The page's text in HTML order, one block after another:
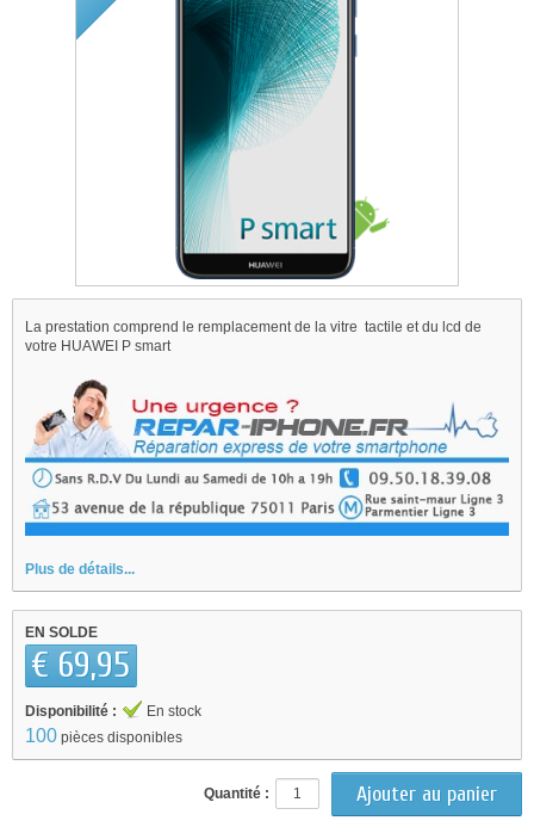
La prestation comprend le remplacement de la vitre tactile et du lcd de
votre HUAWEI P smart
Plus de détails...
EN SOLDE
€ 69,95
Disponibilité : En stock
100 pièces disponibles
Quantité :